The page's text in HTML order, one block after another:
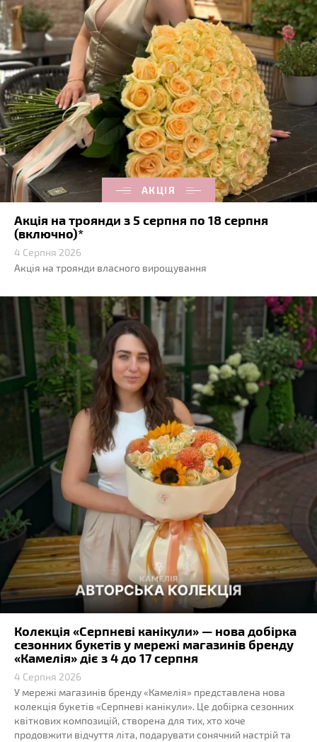
АКЦІЯ
Акція на троянди з 5 серпня по 18 серпня
(включно)*
4 Серпня 2026
Акція на троянди власного вирощування
Колекція «Серпневі канікули» — нова добірка
сезонних букетів у мережі магазинів бренду
«Камелія» діє з 4 до 17 серпня
4 Серпня 2026
У мережі магазинів бренду «Камелія» представлена нова
колекція букетів «Серпневі канікули». Це добірка сезонних
квіткових композицій, створена для тих, хто хоче
продовжити відчуття літа, подарувати сонячний настрій та